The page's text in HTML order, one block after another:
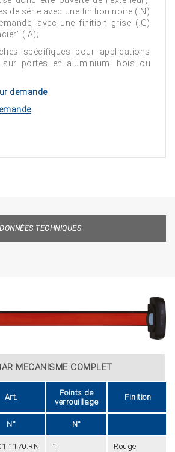
de série avec une finition noire (.N)
avec une finition grise (.G)
(.A);
spécifiques pour applications
sur portes en aluminium, bois ou
demande
DONNÉES TECHNIQUES
MECANISME COMPLET
Art.
Points de
verrouillage
Finition
N° N°
1 Rouge